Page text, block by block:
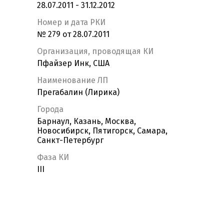
28.07.2011 - 31.12.2012
Номер и дата РКИ
№ 279 от 28.07.2011
Организация, проводящая КИ
Пфайзер Инк, США
Наименование ЛП
Прегабалин (Лирика)
Города
Барнаул, Казань, Москва,
Новосибирск, Пятигорск, Самара,
Санкт-Петербург
Фаза КИ